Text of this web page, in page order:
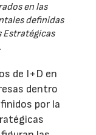
en las
definidas
Estratégicas
de I+D en
dentro
por la